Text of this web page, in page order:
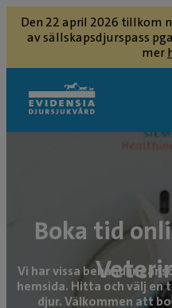
Den 22 april 2026 tillkom
av sällskapsdjurspass
mer
Boka tid
Vi har vissa behandlingar
hemsida. Hitta och välj en
djur. Välkommen att